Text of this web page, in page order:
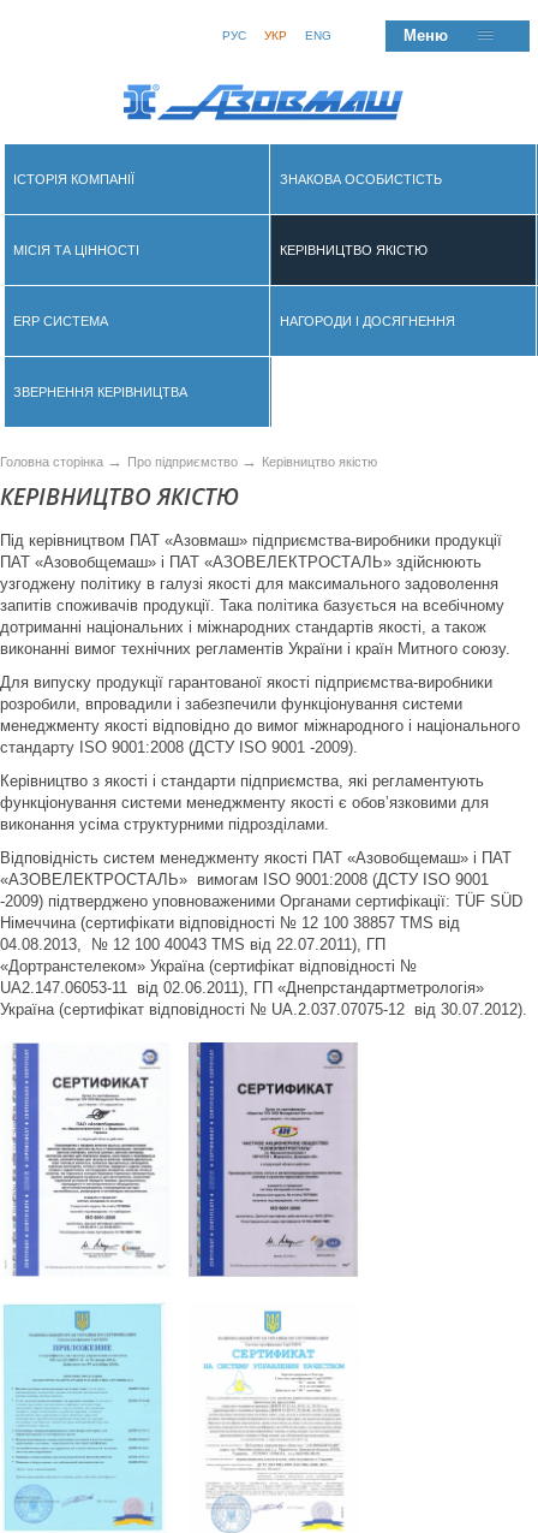
РУС УКР ENG Меню
ІСТОРІЯ КОМПАНІЇ ЗНАКОВА ОСОБИСТІСТЬ
МІСІЯ ТА ЦІННОСТІ КЕРІВНИЦТВО ЯКІСТЮ
ERP СИСТЕМA НАГОРОДИ І ДОСЯГНЕННЯ
ЗВЕРНЕННЯ КЕРІВНИЦТВА
Головна сторінка → Про підприємство → Керівництво якістю
КЕРІВНИЦТВО ЯКІСТЮ
Під керівництвом ПАТ «Азовмаш» підприємства-виробники продукції
ПАТ «Азовобщемаш» і ПАТ «АЗОВЕЛЕКТРОСТАЛЬ» здійснюють
узгоджену політику в галузі якості для максимального задоволення
запитів споживачів продукції. Така політика базується на всебічному
дотриманні національних і міжнародних стандартів якості, а також
виконанні вимог технічних регламентів України і країн Митного союзу.
Для випуску продукції гарантованої якості підприємства-виробники
розробили, впровадили і забезпечили функціонування системи
менеджменту якості відповідно до вимог міжнародного і національного
стандарту ISO 9001:2008 (ДСТУ ISO 9001 -2009).
Керівництво з якості і стандарти підприємства, які регламентують
функціонування системи менеджменту якості є обов’язковими для
виконання усіма структурними підрозділами.
Відповідність систем менеджменту якості ПАТ «Азовобщемаш» і ПАТ
«АЗОВЕЛЕКТРОСТАЛЬ» вимогам ISO 9001:2008 (ДСТУ ISO 9001
-2009) підтверджено уповноваженими Органами сертифікації: TÜF SÜD
Німеччина (сертифікати відповідності № 12 100 38857 TMS від
04.08.2013, № 12 100 40043 TMS від 22.07.2011), ГП
«Дортранстелеком» Україна (сертифікат відповідності №
UA2.147.06053-11 від 02.06.2011), ГП «Днепрстандартметрологія»
Україна (сертифікат відповідності № UA.2.037.07075-12 від 30.07.2012).